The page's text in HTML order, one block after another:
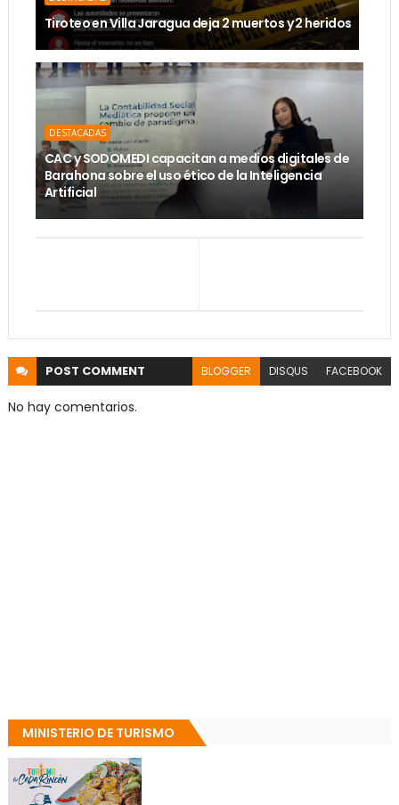
Tiroteo en Villa Jaragua deja 2 muertos y 2 heridos
DESTACADAS
CAC y SODOMEDI capacitan a medios digitales de
Barahona sobre el uso ético de la Inteligencia
Artificial
POST COMMENT BLOGGER DISQUS FACEBOOK
No hay comentarios.
MINISTERIO DE TURISMO